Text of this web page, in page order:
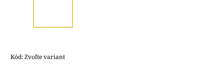
Kód:Zvoľte variant